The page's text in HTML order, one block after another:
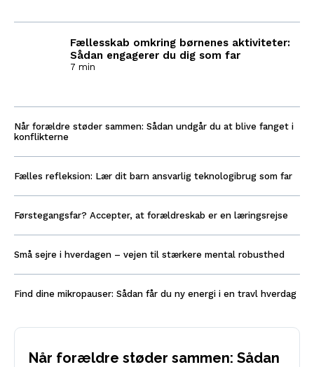
Fællesskab omkring børnenes aktiviteter:
Sådan engagerer du dig som far
7 min
Når forældre støder sammen: Sådan undgår du at blive fanget i
konflikterne
Fælles refleksion: Lær dit barn ansvarlig teknologibrug som far
Førstegangsfar? Accepter, at forældreskab er en læringsrejse
Små sejre i hverdagen – vejen til stærkere mental robusthed
Find dine mikropauser: Sådan får du ny energi i en travl hverdag
Når forældre støder sammen: Sådan